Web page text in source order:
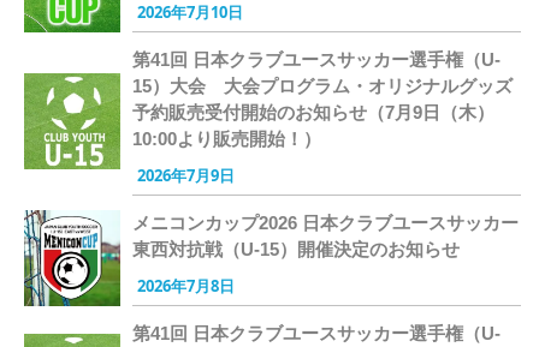
2026年7月10日
第41回 日本クラブユースサッカー選手権（U-
15）大会 大会プログラム・オリジナルグッズ
予約販売受付開始のお知らせ（7月9日（木）
10:00より販売開始！）
2026年7月9日
メニコンカップ2026 日本クラブユースサッカー
東西対抗戦（U-15）開催決定のお知らせ
2026年7月8日
第41回 日本クラブユースサッカー選手権（U-